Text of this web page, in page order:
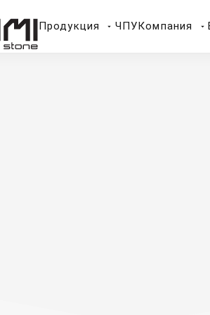
Продукция ЧПУКомпания